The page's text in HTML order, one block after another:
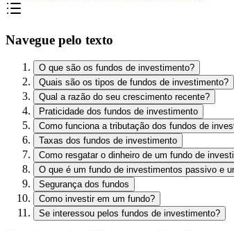
Navegue pelo texto
O que são os fundos de investimento?
Quais são os tipos de fundos de investimento?
Qual a razão do seu crescimento recente?
Praticidade dos fundos de investimento
Como funciona a tributação dos fundos de
Taxas dos fundos de investimento
Como resgatar o dinheiro de um fundo de
O que é um fundo de investimentos passivo e
Segurança dos fundos
Como investir em um fundo?
Se interessou pelos fundos de investimento?